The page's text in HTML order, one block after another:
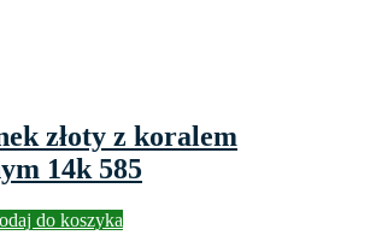
złoty z koralem
14k 585
do koszyka